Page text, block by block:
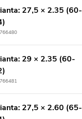
27,5 × 2.35 (60-
29 × 2.35 (60-
27,5 × 2.60 (65-